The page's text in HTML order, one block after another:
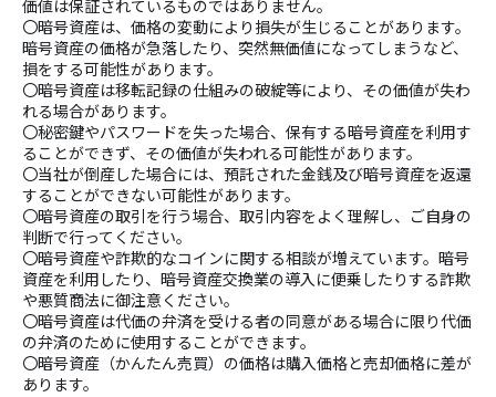
価値は保証されているものではありません。
〇暗号資産は、価格の変動により損失が生じることがあります。
暗号資産の価格が急落したり、突然無価値になってしまうなど、
損をする可能性があります。
〇暗号資産は移転記録の仕組みの破綻等により、その価値が失わ
れる場合があります。
〇秘密鍵やパスワードを失った場合、保有する暗号資産を利用す
ることができず、その価値が失われる可能性があります。
〇当社が倒産した場合には、預託された金銭及び暗号資産を返還
することができない可能性があります。
〇暗号資産の取引を行う場合、取引内容をよく理解し、ご自身の
判断で行ってください。
〇暗号資産や詐欺的なコインに関する相談が増えています。暗号
資産を利用したり、暗号資産交換業の導入に便乗したりする詐欺
や悪質商法に御注意ください。
〇暗号資産は代価の弁済を受ける者の同意がある場合に限り代価
の弁済のために使⽤することができます。
〇暗号資産（かんたん売買）の価格は購入価格と売却価格に差が
あります。